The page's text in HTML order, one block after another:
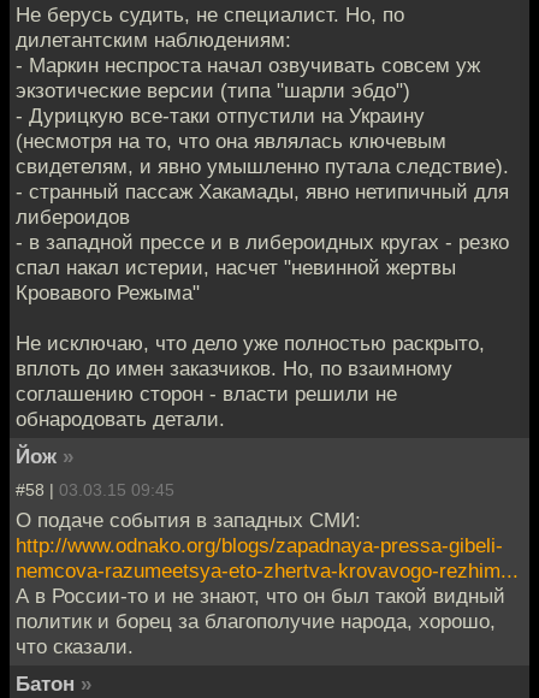
Не берусь судить, не специалист. Но, по
дилетантским наблюдениям:
- Маркин неспроста начал озвучивать совсем уж
экзотические версии (типа "шарли эбдо")
- Дурицкую все-таки отпустили на Украину
(несмотря на то, что она являлась ключевым
свидетелям, и явно умышленно путала следствие).
- странный пассаж Хакамады, явно нетипичный для
либероидов
- в западной прессе и в либероидных кругах - резко
спал накал истерии, насчет "невинной жертвы
Кровавого Режыма"
Не исключаю, что дело уже полностью раскрыто,
вплоть до имен заказчиков. Но, по взаимному
соглашению сторон - власти решили не
обнародовать детали.
Йож »
#58 | 03.03.15 09:45
О подаче события в западных СМИ:
http://www.odnako.org/blogs/zapadnaya-pressa-gibeli-
nemcova-razumeetsya-eto-zhertva-krovavogo-rezhim...
А в России-то и не знают, что он был такой видный
политик и борец за благополучие народа, хорошо,
что сказали.
Батон »